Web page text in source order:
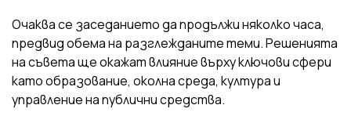
Очаква се заседанието да продължи няколко часа,
предвид обема на разглежданите теми. Решенията
на съвета ще окажат влияние върху ключови сфери
като образование, околна среда, култура и
управление на публични средства.